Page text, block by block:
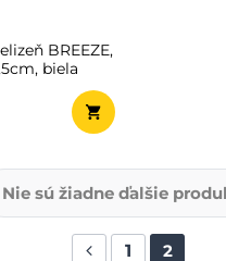
BREEZE,
biela
Nie sú žiadne ďalšie
1 2